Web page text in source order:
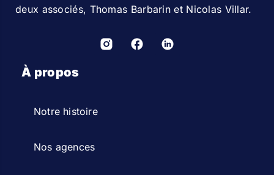
deux associés, Thomas Barbarin et Nicolas Villar.
À propos
Notre histoire
Nos agences